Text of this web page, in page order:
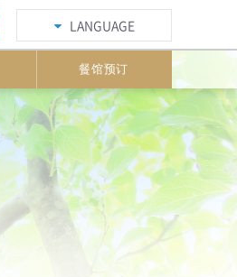
LANGUAGE
餐馆预订